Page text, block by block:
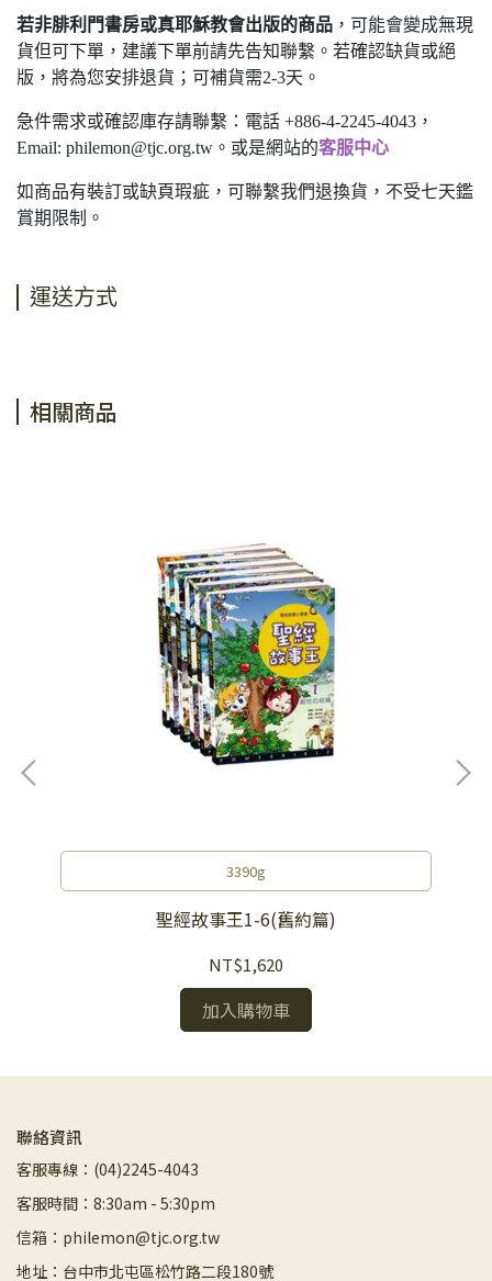
若非腓利門書房或真耶穌教會出版的商品 ，可能會變成無現
貨但可下單，建議下單前請先告知聯繫。若確認缺貨或絕
版，將為您安排退貨；可補貨需2-3天。
急件需求或確認庫存請聯繫：電話 +886-4-2245-4043，
Email: philemon@tjc.org.tw 。或是網站的客服中心
如商品有裝訂或缺頁瑕疵，可聯繫我們退換貨，不受七天鑑
賞期限制。
運送方式
相關商品
3390g
聖經故事王1-6(舊約篇)
NT$1,620
加入購物車
聯絡資訊
客服專線：(04)2245-4043
客服時間：8:30am - 5:30pm
信箱：philemon@tjc.org.tw
地址：台中市北屯區松竹路二段180號